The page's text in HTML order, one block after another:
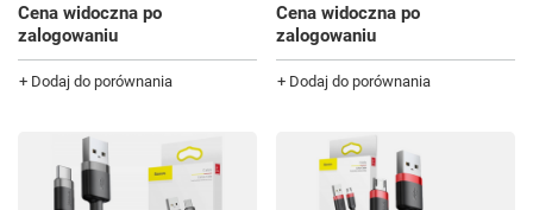
Cena widoczna po
zalogowaniu
+ Dodaj do porównania
Cena widoczna po
zalogowaniu
+ Dodaj do porównania